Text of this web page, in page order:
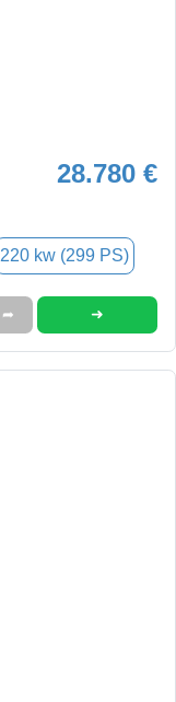
28.780 €
220 kw (299 PS)
➦ ➜